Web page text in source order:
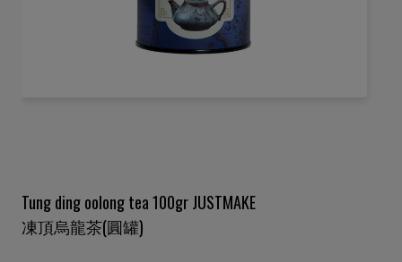
de
afbeeldingen-
gallerij
Tung ding oolong tea 100gr JUSTMAKE
凍頂烏龍茶(圓罐)